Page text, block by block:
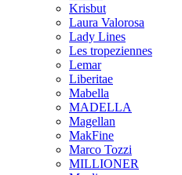
Krisbut
Laura Valorosa
Lady Lines
Les tropeziennes
Lemar
Liberitae
Mabella
MADELLA
Magellan
MakFine
Marco Tozzi
MILLIONER